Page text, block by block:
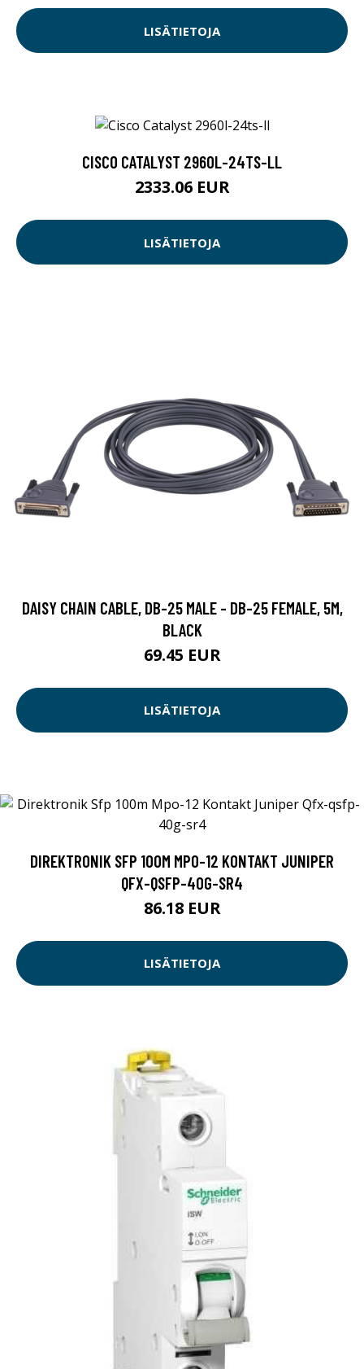
LISÄTIETOJA
CISCO CATALYST 2960L-24TS-LL
2333.06 EUR
LISÄTIETOJA
DAISY CHAIN CABLE, DB-25 MALE - DB-25 FEMALE, 5M,
BLACK
69.45 EUR
LISÄTIETOJA
DIREKTRONIK SFP 100M MPO-12 KONTAKT JUNIPER
QFX-QSFP-40G-SR4
86.18 EUR
LISÄTIETOJA